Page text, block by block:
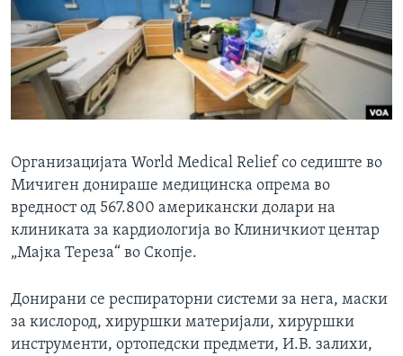
ИНТЕРВЈУА
Јазици
Организацијата World Medical Relief со седиште во
Мичиген донираше медицинска опрема во
вредност од 567.800 американски долари на
клиниката за кардиологија во Клиничкиот центар
„Мајка Тереза“ во Скопје.
Донирани се респираторни системи за нега, маски
за кислород, хируршки материјали, хируршки
инструменти, ортопедски предмети, И.В. залихи,